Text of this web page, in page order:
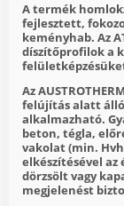
A termék
fejlesztett,
keményhab. Az
díszítőprofilok a
Az
felújítás alatt
alkalmazható.
beton, tégla,
vakolat (min.
elkészítésével
dörzsölt vagy
megjelenést